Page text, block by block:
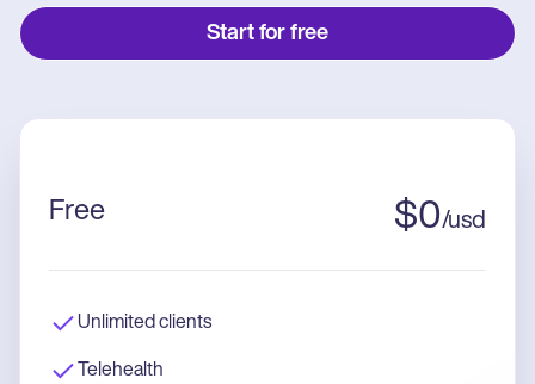
Start for free
Free $0/usd
Unlimited clients
Telehealth